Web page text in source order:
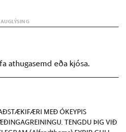
athugasemd eða kjósa.
MEÐ ÓKEYPIS
TENGDU ÞIG VIÐ